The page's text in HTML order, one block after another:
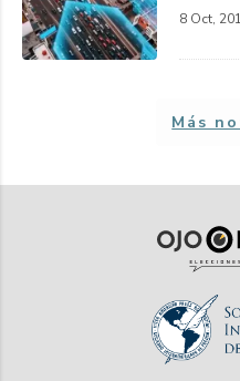
8 Oct,
Más